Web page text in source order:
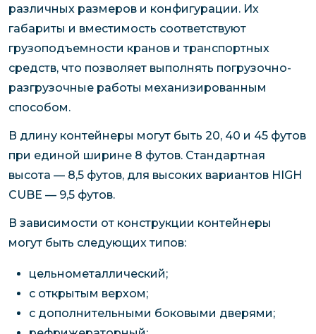
различных размеров и конфигурации. Их
габариты и вместимость соответствуют
грузоподъемности кранов и транспортных
средств, что позволяет выполнять погрузочно-
разгрузочные работы механизированным
способом.
В длину контейнеры могут быть 20, 40 и 45 футов
при единой ширине 8 футов. Стандартная
высота — 8,5 футов, для высоких вариантов HIGH
CUBE — 9,5 футов.
В зависимости от конструкции контейнеры
могут быть следующих типов:
цельнометаллический;
с открытым верхом;
с дополнительными боковыми дверями;